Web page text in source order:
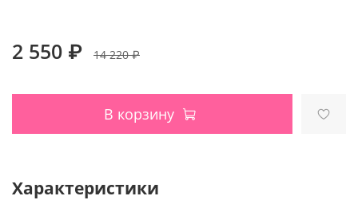
2 550 ₽ 14 220 ₽
В корзину
Характеристики